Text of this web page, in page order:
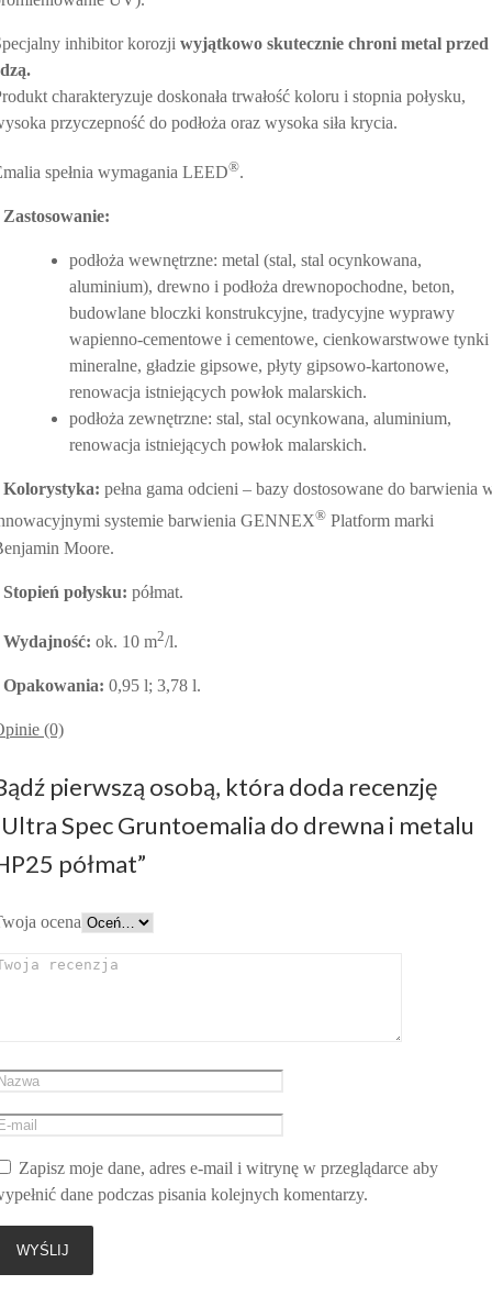
inhibitor korozji wyjątkowo skutecznie chroni metal przed
charakteryzuje doskonała trwałość koloru i stopnia połysku,
przyczepność do podłoża oraz wysoka siła krycia.
spełnia wymagania LEED®.
Zastosowanie:
podłoża wewnętrzne: metal (stal, stal ocynkowana,
aluminium), drewno i podłoża drewnopochodne, beton,
budowlane bloczki konstrukcyjne, tradycyjne wyprawy
wapienno-cementowe i cementowe, cienkowarstwowe tynki
mineralne, gładzie gipsowe, płyty gipsowo-kartonowe,
renowacja istniejących powłok malarskich.
podłoża zewnętrzne: stal, stal ocynkowana, aluminium,
renowacja istniejących powłok malarskich.
Kolorystyka: pełna gama odcieni – bazy dostosowane do barwienia
systemie barwienia GENNEX® Platform marki
Moore.
Stopień połysku: półmat.
Wydajność: ok. 10 m2/l.
Opakowania: 0,95 l; 3,78 l.
(0)
pierwszą osobą, która doda recenzję
Spec Gruntoemalia do drewna i metalu
półmat”
ocena
Zapisz moje dane, adres e-mail i witrynę w przeglądarce aby
dane podczas pisania kolejnych komentarzy.